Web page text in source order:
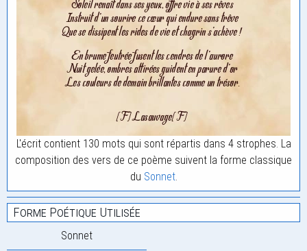
L'écrit contient 130 mots qui sont répartis dans 4 strophes. La
composition des vers de ce poème suivent la forme classique
du Sonnet.
Forme Poétique Utilisée
Sonnet